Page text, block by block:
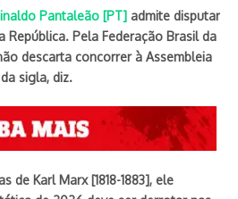
Pantaleão [PT] admite disputar
República. Pela Federação Brasil da
descarta concorrer à Assembleia
sigla, diz.
de Karl Marx [1818-1883], ele